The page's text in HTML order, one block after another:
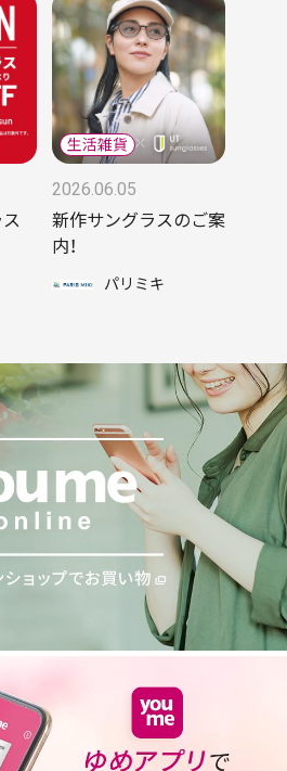
2026.06.05
新作サングラスのご案
内！
パリミキ